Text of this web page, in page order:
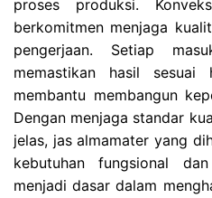
proses produksi.
berkomitmen menjaga
pengerjaan. Setiap
memastikan hasil sesuai
membantu membangun
Dengan menjaga standar
jelas, jas almamater yang
kebutuhan fungsional
menjadi dasar dalam